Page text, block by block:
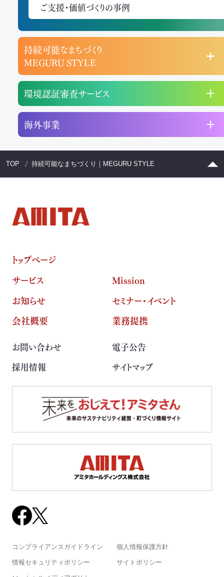
ご支援・価値づくりの事例
持続可能なまちづくり
MEGURU STYLE
環境認証審査サービス
海外事業
TOP 持続可能なまちづくり｜MEGURU STYLE
トップページ
サービス
Mission
お知らせ
セミナー・イベント
会社概要
業務提携
お問い合わせ
電子公告
採用情報
サイトマップ
コンプライアンスガイドライン 個人情報保護方針
情報セキュリティポリシー サイトポリシー